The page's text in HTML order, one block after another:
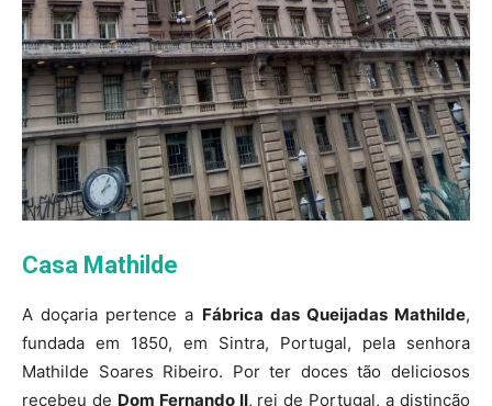
Casa Mathilde
A doçaria pertence a Fábrica das Queijadas Mathilde,
fundada em 1850, em Sintra, Portugal, pela senhora
Mathilde Soares Ribeiro. Por ter doces tão deliciosos
recebeu de Dom Fernando II, rei de Portugal, a distinção